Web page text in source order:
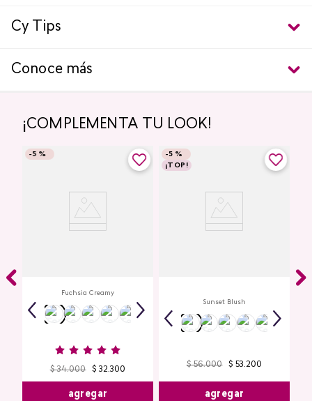
Cy Tips
Conoce más
¡COMPLEMENTA TU LOOK!
-5 %
Fuchsia Creamy
$ 34.000 $ 32.300
agregar
-5 %
¡TOP!
Sunset Blush
$ 56.000 $ 53.200
agregar